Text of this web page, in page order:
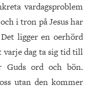
vardagsproblem
i tron på Jesus har
ligger en oerhörd
varje dag ta sig tid till
Guds ord och bön.
utan den kommer